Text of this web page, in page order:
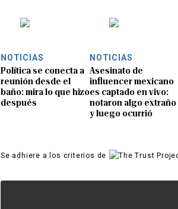
NOTICIAS
Política se conecta a
reunión desde el
baño: mira lo que hizo
después
NOTICIAS
Asesinato de
influencer mexicano
es captado en vivo:
notaron algo extraño
y luego ocurrió
Se adhiere a los criterios de